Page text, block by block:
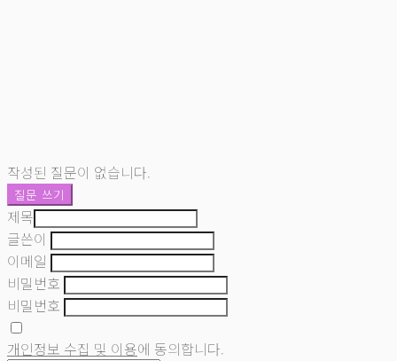
작성된 질문이 없습니다.
질문 쓰기
제목
글쓴이
이메일
비밀번호
비밀번호
개인정보 수집 및 이용에 동의합니다.